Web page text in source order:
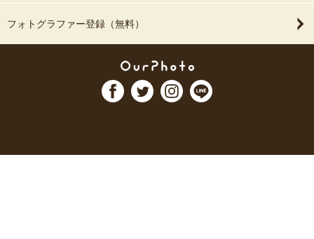
フォトグラファー登録（無料）